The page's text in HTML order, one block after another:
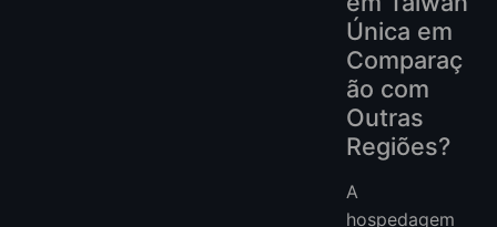
Única em
Comparaç
ão com
Outras
Regiões?
A
hospedagem